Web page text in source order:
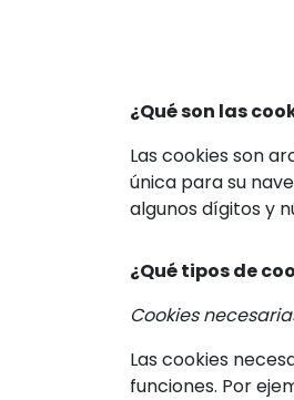
¿Qué son las
Las cookies son
única para su
algunos dígitos y
¿Qué tipos de
Cookies
Las cookies
funciones. Por